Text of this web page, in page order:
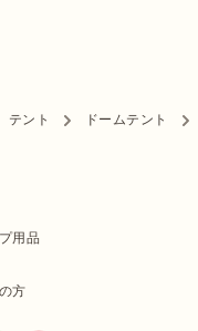
テント ドームテント
用品
方